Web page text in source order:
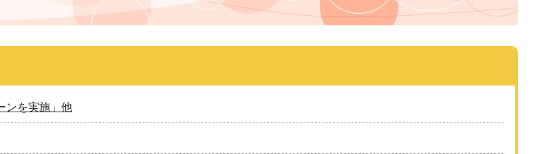
ンを実施」他